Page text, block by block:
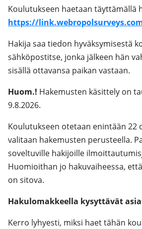
Koulutukseen haetaan täyttämällä
https://link.webropolsurveys.com/
Hakija saa tiedon hyväksymisestä
sähköpostitse, jonka jälkeen hän
sisällä ottavansa paikan vastaan.
Huom.! Hakemusten käsittely on
9.8.2026.
Koulutukseen otetaan enintään 22
valitaan hakemusten perusteella.
soveltuville hakijoille
Huomioithan jo hakuvaiheessa,
on sitova.
Hakulomakkeella kysyttävät
Kerro lyhyesti, miksi haet tähän